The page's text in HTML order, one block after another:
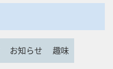
お知らせ 趣味